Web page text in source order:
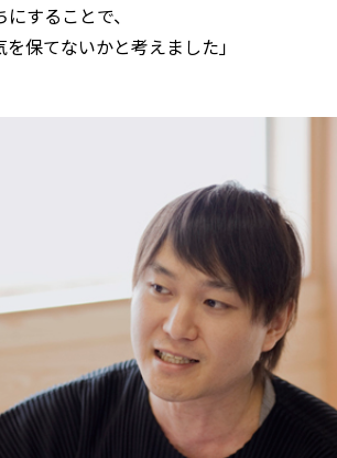
することで、
保てないかと考えました」